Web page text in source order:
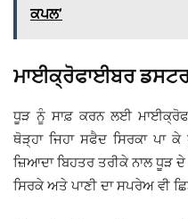
ਕਪਲ’
ਮਾਈਕ੍ਰੋਫਾਈਬਰ
ਧੂੜ ਨੂੰ ਸਾਫ਼ ਕਰਨ ਲਈ
ਥੋੜ੍ਹਾ ਜਿਹਾ ਸਫੈਦ ਸਿਰਕਾ ਪਾ
ਜ਼ਿਆਦਾ ਬਿਹਤਰ ਤਰੀਕੇ ਨਾਲ ਧੂੜ
ਸਿਰਕੇ ਅਤੇ ਪਾਣੀ ਦਾ ਸਪਰੇਅ ਵੀ